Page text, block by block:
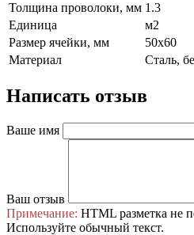
Толщина проволоки, мм 1.3
Единица
м2
Размер ячейки, мм
50х60
Материал
Сталь,
Написать отзыв
Ваше имя
Ваш отзыв
Примечание: HTML разметка не
Используйте обычный текст.